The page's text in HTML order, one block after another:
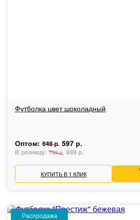
Футболка цвет шоколадный
Оптом: 648 р. 597 р.
В розницу: 732 р. 699 р.
КУПИТЬ В 1 КЛИК
Распродажа